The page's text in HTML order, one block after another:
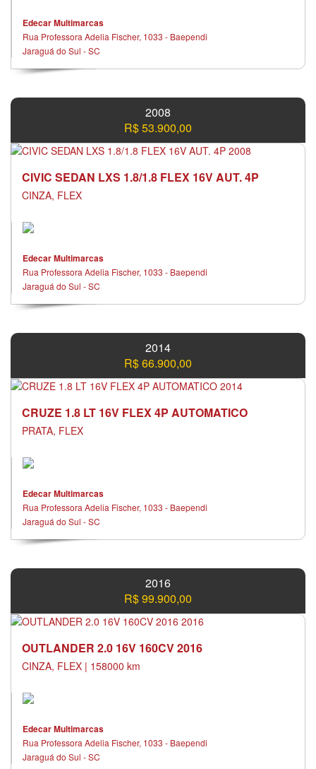
Edecar Multimarcas
Rua Professora Adelia Fischer, 1033 - Baependi
Jaraguá do Sul - SC
2008
R$ 53.900,00
CIVIC SEDAN LXS 1.8/1.8 FLEX 16V AUT. 4P
CINZA, FLEX
Edecar Multimarcas
Rua Professora Adelia Fischer, 1033 - Baependi
Jaraguá do Sul - SC
2014
R$ 66.900,00
CRUZE 1.8 LT 16V FLEX 4P AUTOMATICO
PRATA, FLEX
Edecar Multimarcas
Rua Professora Adelia Fischer, 1033 - Baependi
Jaraguá do Sul - SC
2016
R$ 99.900,00
OUTLANDER 2.0 16V 160CV 2016
CINZA, FLEX | 158000 km
Edecar Multimarcas
Rua Professora Adelia Fischer, 1033 - Baependi
Jaraguá do Sul - SC